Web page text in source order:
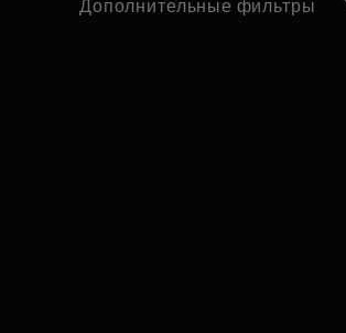
Дополнительные фильтры